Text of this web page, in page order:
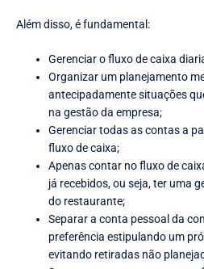
Além disso, é fundamental:
Gerenciar o fluxo de caixa
Organizar um planejamento
antecipadamente situações
na gestão da empresa;
Gerenciar todas as contas a
fluxo de caixa;
Apenas contar no fluxo de
já recebidos, ou seja, ter uma
do restaurante;
Separar a conta pessoal da
preferência estipulando um
evitando retiradas não